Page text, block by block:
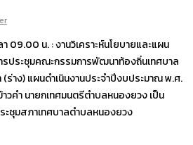
09.00 น. : งานวิเคราะห์นโยบายและแผน
ประชุมคณะกรรมการพัฒนาท้องถิ่นเทศบาล
าง) แผนดำเนินงานประจำปีงบประมาณ พ.ศ.
วคำ นายกเทศมนตรีตำบลหนองยวง เป็น
ะชุมสภาเทศบาลตำบลหนองยวง